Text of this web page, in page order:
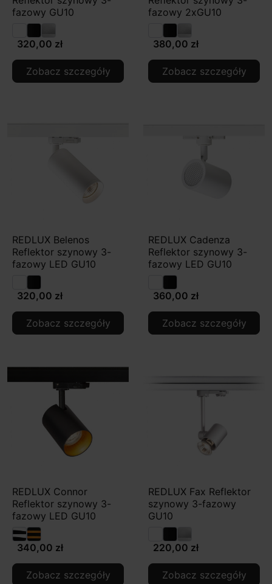
fazowy GU10
320,00 zł
Zobacz szczegóły
fazowy 2xGU10
380,00 zł
Zobacz szczegóły
REDLUX Belenos
Reflektor szynowy 3-
fazowy LED GU10
320,00 zł
Zobacz szczegóły
REDLUX Cadenza
Reflektor szynowy 3-
fazowy LED GU10
360,00 zł
Zobacz szczegóły
REDLUX Connor
Reflektor szynowy 3-
fazowy LED GU10
340,00 zł
Zobacz szczegóły
REDLUX Fax Reflektor
szynowy 3-fazowy
GU10
220,00 zł
Zobacz szczegóły